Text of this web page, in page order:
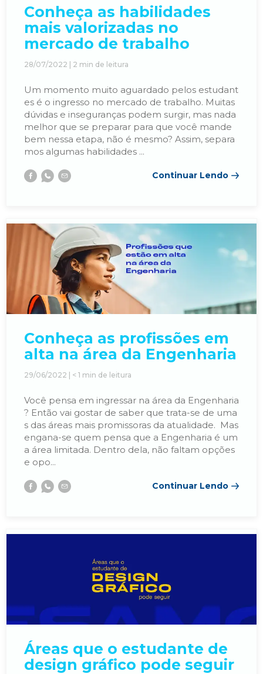
ENGENHARIA DE PRODUÇÃO
GESTÃO DE RECURSOS HUMANOS
PUBLICIDADE E PROPAGANDA
RELAÇÕES INTERNACIONAIS
SISTEMAS DE INFORMAÇÃO
MBA EXECUTIVO EM FINANÇAS
Conheça as habilidades
mais valorizadas no
mercado de trabalho
28/07/2022 | 2 min de leitura
Um momento muito aguardado pelos estudant
es é o ingresso no mercado de trabalho. Muitas
dúvidas e inseguranças podem surgir, mas nada
melhor que se preparar para que você mande
bem nessa etapa, não é mesmo? Assim, separa
mos algumas habilidades ...
Continuar Lendo
Conheça as profissões em
alta na área da Engenharia
29/06/2022 | < 1 min de leitura
Você pensa em ingressar na área da Engenharia
? Então vai gostar de saber que trata-se de uma
s das áreas mais promissoras da atualidade. Mas
engana-se quem pensa que a Engenharia é um
a área limitada. Dentro dela, não faltam opções
e opo...
Continuar Lendo
Áreas que o estudante de
design gráfico pode seguir